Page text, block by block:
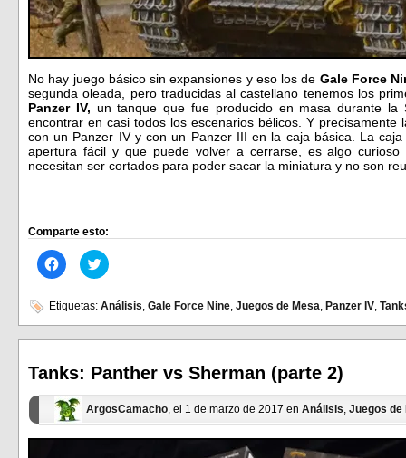
No hay juego básico sin expansiones y eso los de Gale Force
segunda oleada, pero traducidas al castellano tenemos los
Panzer IV, un tanque que fue producido en masa durante la
encontrar en casi todos los escenarios bélicos. Y
con un Panzer IV y con un Panzer III en la caja básica. La
apertura fácil y que puede volver a cerrarse, es algo
necesitan ser cortados para poder sacar la miniatura y no son
Comparte esto:
Haz
clic
en
Facebook
(Se
abre
ventana
nueva)
Haz
clic
en
(Se
abre
ventana
nueva)
Etiquetas: Análisis, Gale Force Nine, Juegos de Mesa, Panzer IV,
Tanks: Panther vs Sherman (parte 2)
ArgosCamacho, el 1 de marzo de 2017 en Análisis, Juegos de